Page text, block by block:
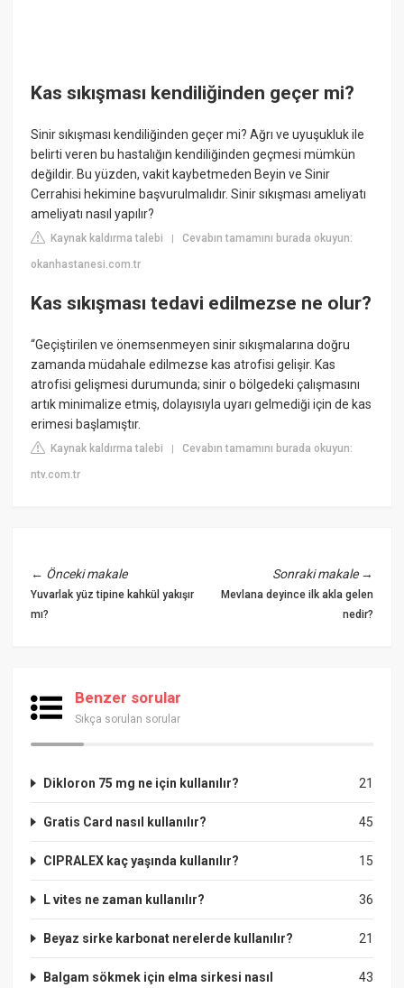
Kas sıkışması kendiliğinden geçer mi?
Sinir sıkışması kendiliğinden geçer mi? Ağrı ve uyuşukluk ile
belirti veren bu hastalığın kendiliğinden geçmesi mümkün
değildir. Bu yüzden, vakit kaybetmeden Beyin ve Sinir
Cerrahisi hekimine başvurulmalıdır. Sinir sıkışması ameliyatı
ameliyatı nasıl yapılır?
Kaynak kaldırma talebi |Cevabın tamamını burada okuyun:
okanhastanesi.com.tr
Kas sıkışması tedavi edilmezse ne olur?
“Geçiştirilen ve önemsenmeyen sinir sıkışmalarına doğru
zamanda müdahale edilmezse kas atrofisi gelişir. Kas
atrofisi gelişmesi durumunda; sinir o bölgedeki çalışmasını
artık minimalize etmiş, dolayısıyla uyarı gelmediği için de kas
erimesi başlamıştır.
Kaynak kaldırma talebi |Cevabın tamamını burada okuyun:
ntv.com.tr
← Önceki makale
Yuvarlak yüz tipine kahkül yakışır
mı?
Sonraki makale→
Mevlana deyince ilk akla gelen
nedir?
Benzer sorular
Sıkça sorulan sorular
21
Dikloron 75 mg ne için kullanılır?
45
Gratis Card nasıl kullanılır?
15
CIPRALEX kaç yaşında kullanılır?
36
L vites ne zaman kullanılır?
21
Beyaz sirke karbonat nerelerde kullanılır?
43
Balgam sökmek için elma sirkesi nasıl